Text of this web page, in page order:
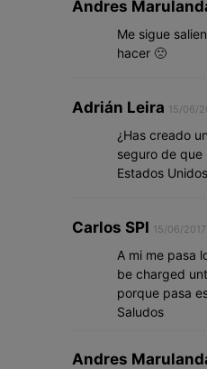
Andres
Me sigue
hacer 🙁
Adrián Leira 15/06/
¿Has creado
seguro de que
Estados
Carlos SPI 15/06/
A mi me pasa
be charged
porque pasa
Saludos
Andres